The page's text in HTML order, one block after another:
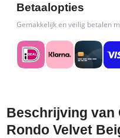
Betaalopties
Gemakkelijk en veilig betalen
Beschrijving van
Rondo Velvet